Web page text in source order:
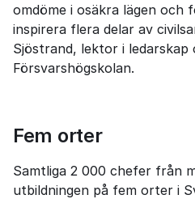
omdöme i osäkra lägen och
inspirera flera delar av
Sjöstrand, lektor i ledarskap
Försvarshögskolan.
Fem orter
Samtliga 2 000 chefer från
utbildningen på fem orter i